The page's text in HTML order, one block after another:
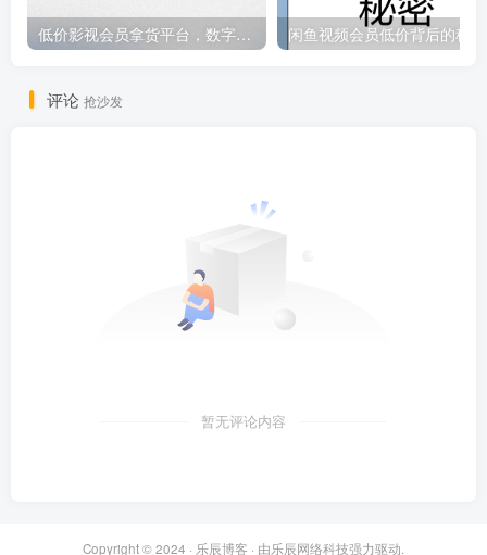
低价影视会员拿货平台，数字权益卡券优质服务商 闲鱼视频会员低价背后的秘密
评论 抢沙发
暂无评论内容
Copyright © 2024 · 乐辰博客 · 由乐辰网络科技强力驱动.